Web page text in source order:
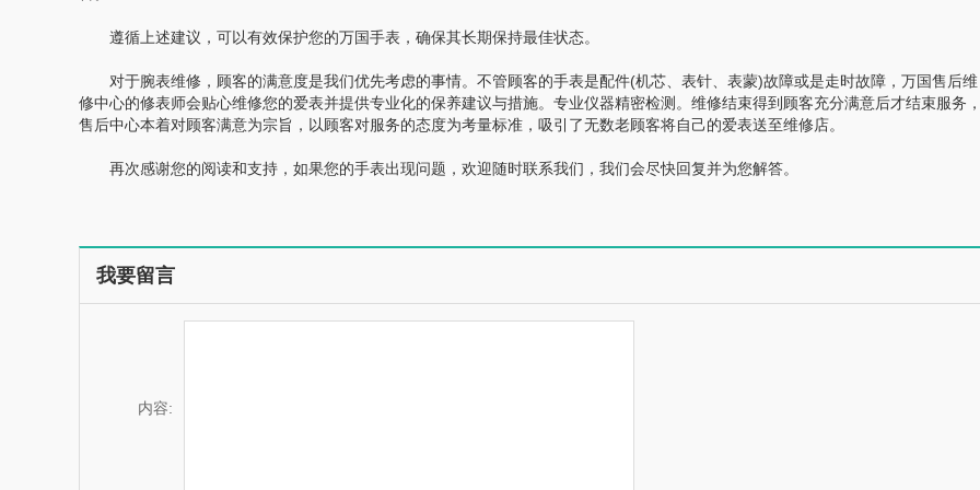
遵循上述建议，可以有效保护您的万国手表，确保其长期保持最佳状态。
对于腕表维修，顾客的满意度是我们优先考虑的事情。不管顾客的手表是配件(机芯、表针、表蒙)故障或是走时故障，万国售后维
修中心的修表师会贴心维修您的爱表并提供专业化的保养建议与措施。专业仪器精密检测。维修结束得到顾客充分满意后才结束服务
售后中心本着对顾客满意为宗旨，以顾客对服务的态度为考量标准，吸引了无数老顾客将自己的爱表送至维修店。
再次感谢您的阅读和支持，如果您的手表出现问题，欢迎随时联系我们，我们会尽快回复并为您解答。
我要留言
内容: